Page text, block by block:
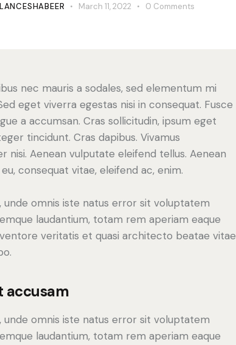
March 11, 2022 0 Comments
nec mauris a sodales, sed elementum mi
eget viverra egestas nisi in consequat. Fusce
a accumsan. Cras sollicitudin, ipsum eget
tincidunt. Cras dapibus. Vivamus
nisi. Aenean vulputate eleifend tellus. Aenean
consequat vitae, eleifend ac, enim.
unde omnis iste natus error sit voluptatem
laudantium, totam rem aperiam eaque
veritatis et quasi architecto beatae vitae
accusam
unde omnis iste natus error sit voluptatem
laudantium, totam rem aperiam eaque